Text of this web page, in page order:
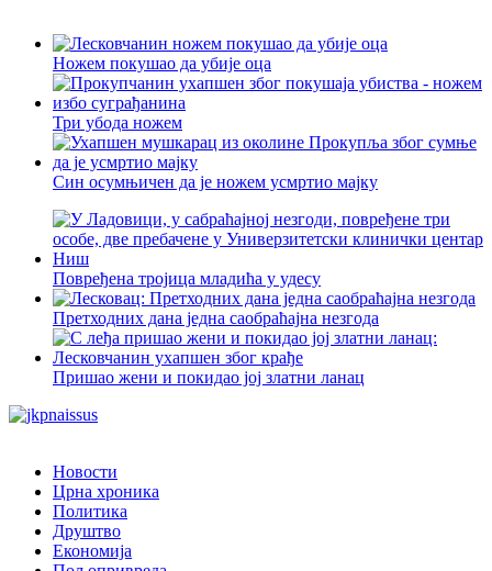
Ножем покушао да убије оца
Три убода ножем
Син осумњичен да је ножем усмртио мајку
Повређена тројица младића у удесу
Претходних дана једна саобраћајна незгода
Пришао жени и покидао јој златни ланац
Новости
Црна хроника
Политика
Друштво
Економија